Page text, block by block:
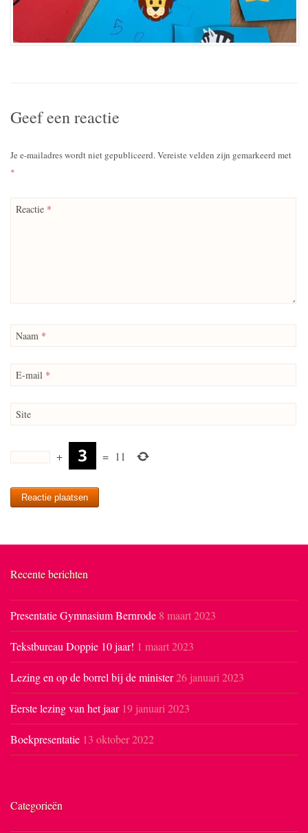
Geef een reactie
Je e-mailadres wordt niet gepubliceerd.Vereiste velden zijn gemarkeerd met
*
Reactie *
Naam *
E-mail *
Site
+ = 11
Recente berichten
Presentatie Gymnasium Bernrode 8 maart 2023
Tekstbureau Doppie 10 jaar! 1 maart 2023
Lezing en op de borrel bij de minister26 januari 2023
Eerste lezing van het jaar 19 januari 2023
Boekpresentatie 13 oktober 2022
Categorieën